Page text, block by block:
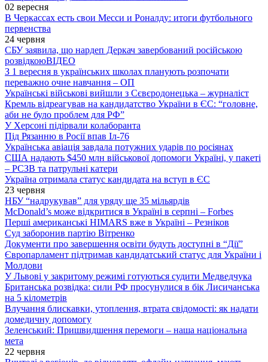
02 вересня
В Черкассах есть свои Месси и Роналду: итоги футбольного
первенства
24 червня
СБУ заявила, що нардеп Деркач завербований російською
розвідкоюВІДЕО
З 1 вересня в українських школах планують розпочати
переважно очне навчання – ОП
Українські військові вийшли з Сєвєродонецька – журналіст
Кремль відреагував на кандидатство України в ЄС: “головне,
аби не було проблем для РФ”
У Херсоні підірвали колаборанта
Під Рязанню в Росії впав Іл-76
Українська авіація завдала потужних ударів по росіянах
США надають $450 млн військової допомоги Україні, у пакеті
– РСЗВ та патрульні катери
Україна отримала статус кандидата на вступ в ЄС
23 червня
НБУ “надрукував” для уряду ще 35 мільярдів
McDonald’s може відкритися в Україні в серпні – Forbes
Перші американські HIMARS вже в Україні – Резніков
Суд заборонив партію Вітренко
Документи про завершення освіти будуть доступні в “Дії”
Європарламент підтримав кандидатський статус для України і
Молдови
У Львові у закритому режимі готуються судити Медведчука
Британська розвідка: сили РФ просунулися в бік Лисичанська
на 5 кілометрів
Влучання блискавки, утоплення, втрата свідомості: як надати
домедичну допомогу
Зеленський: Пришвидшення перемоги – наша національна
мета
22 червня